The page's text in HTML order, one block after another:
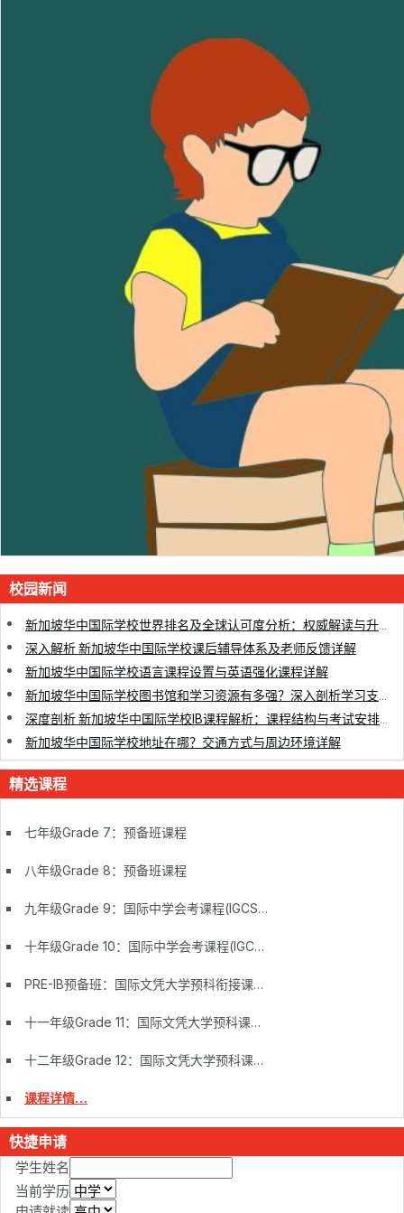
校园新闻
深入解析 新加坡华中国际学校课后辅导体系及老师反馈详解
新加坡华中国际学校语言课程设置与英语强化课程详解
新加坡华中国际学校地址在哪？交通方式与周边环境详解
精选课程
七年级Grade 7：预备班课程
八年级Grade 8：预备班课程
九年级Grade 9：国际中学会考课程(IGCSE)
十年级Grade 10：国际中学会考课程(IGCSE)
PRE-IB预备班：国际文凭大学预科衔接课程(Pre IB)
十一年级Grade 11：国际文凭大学预科课程(IB DP)
十二年级Grade 12：国际文凭大学预科课程(IB DP)
课程详情…
快捷申请
学生姓名
当前学历